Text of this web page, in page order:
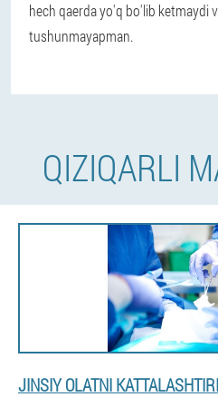
hech qaerda yo'q bo'lib ketmaydi
tushunmayapman.
QIZIQARLI
JINSIY OLATNI